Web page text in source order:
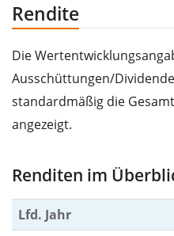
Rendite
Die
Ausschüttungen/
standardmäßig die
angezeigt.
Renditen im
Lfd. Jahr